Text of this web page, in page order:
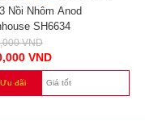
Nồi Nhôm Anod
SH6634
VND
VND
Ưu đãi Giá tốt